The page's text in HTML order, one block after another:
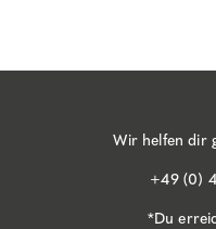
Wir helfen dir
+49 (0)
*Du